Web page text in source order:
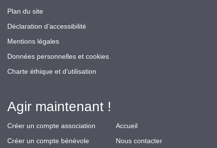
Plan du site
Déclaration d’accessibilité
Mentions légales
Données personnelles et cookies
Charte éthique et d'utilisation
Agir maintenant !
Créer un compte association
Créer un compte bénévole
Accueil
Nous contacter